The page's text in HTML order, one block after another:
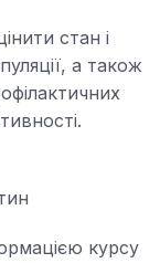
стан і
а також
курсу